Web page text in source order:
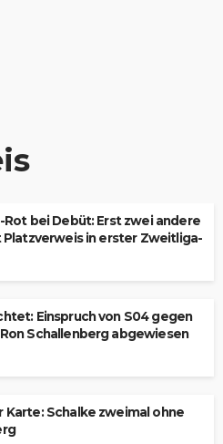
Rot bei Debüt: Erst zwei andere
Platzverweis in erster Zweitliga-
Einspruch von S04 gegen
Schallenberg abgewiesen
Karte: Schalke zweimal ohne